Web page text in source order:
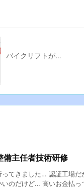
バイクリフトが…
備主任者技術研修
ってきました… 認証工場だ
いのだけど… 高いお金払っ